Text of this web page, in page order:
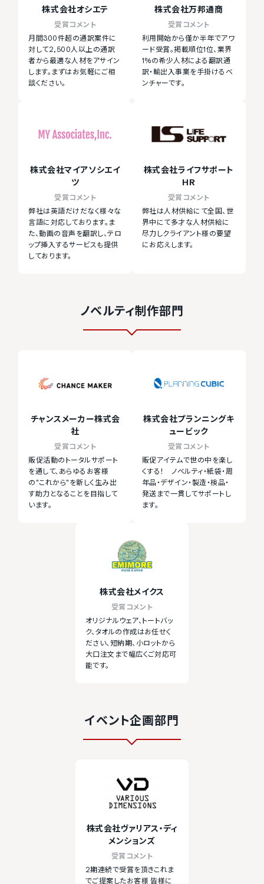
株式会社オシエテ
受賞コメント
月間300件超の通訳案件に
対して2,500人以上の通訳
者から最適な人材をアサイン
します。まずはお気軽にご相
談ください。
株式会社万邦通商
受賞コメント
利用開始から僅か半年でアワ
ード受賞。掲載順位1位、業界
1%の希少人材による翻訳通
訳・輸出入事業を手掛けるベ
ンチャーです。
株式会社マイアソシエイ
ツ
受賞コメント
弊社は英語だけだなく様々な
言語に対応しております。ま
た、動画の音声を翻訳し、テロ
ップ挿入するサービスも提供
しております。
株式会社ライフサポート
HR
受賞コメント
弊社は人材供給にて全国、世
界中にて多才な人材供給に
尽力しクライアント様の要望
にお応えします。
ノベルティ制作部門
チャンスメーカー株式会
社
受賞コメント
販促活動のトータルサポート
を通して、あらゆるお客様
の"これから"を新しく生み出
す助力となることを目指して
います。
株式会社プランニングキ
ュービック
受賞コメント
販促アイテムで世の中を楽し
くする！ ノベルティ・紙袋・周
年品・デザイン・製造・検品・
発送まで一貫してサポートし
ます。
株式会社メイクス
受賞コメント
オリジナルウェア、トートバッ
ク、タオルの作成はお任せく
ださい、短納期、小ロットから
大口注文まで幅広くご対応可
能です。
イベント企画部門
株式会社ヴァリアス・ディ
メンションズ
受賞コメント
2期連続で受賞を頂きこれま
でご提案したお客様 皆様に